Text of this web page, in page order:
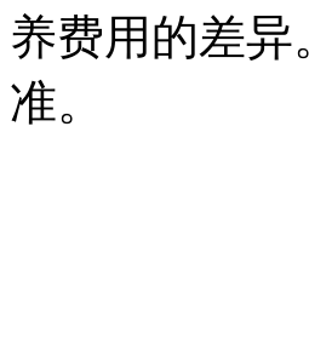
养费用的差
准。